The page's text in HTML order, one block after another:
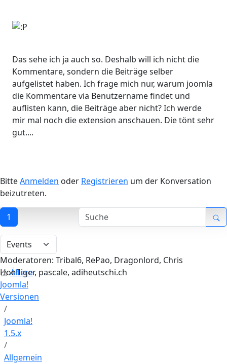
Das sehe ich ja auch so. Deshalb will ich nicht die
Kommentare, sondern die Beiträge selber
aufgelistet haben. Ich frage mich nur, warum joomla
die Kommentare via Benutzername findet und
auflisten kann, die Beiträge aber nicht? Ich werde
mir mal noch die extension anschauen. Die tönt sehr
gut....
BitteAnmelden oder Registrieren um der Konversation
beizutreten.
1
Moderatoren: Tribal6, RePao, Dragonlord, Chris
Hoefliger, pascale, adiheutschi.ch
Ältere
Joomla!
Versionen
Joomla!
1.5.x
Allgemein